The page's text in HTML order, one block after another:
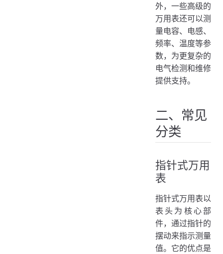
外，一些高级的
万用表还可以测
量电容、电感、
频率、温度等参
数，为更复杂的
电气检测和维修
提供支持。
二、常见
分类
指针式万用
表
指针式万用表以
表头为核心部
件，通过指针的
摆动来指示测量
值。它的优点是